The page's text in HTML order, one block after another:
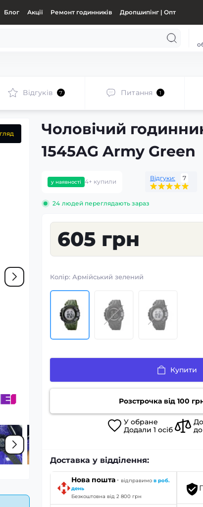
Блог Акції Ремонт годинників Дропшипінг | Опт
Відгуків 7 Питання 1
Чоловічий
1545AG Army Green
у наявності 4+ купили Відгуки: 7
24 людей переглядають зараз
605 грн
Колір: Армійський зелений
Купити
Розстрочка від 100
У обране
Додали 1 осіб
Доставка у відділення:
Нова пошта · відправимо в роб.
день
Безкоштовна від 2 800 грн